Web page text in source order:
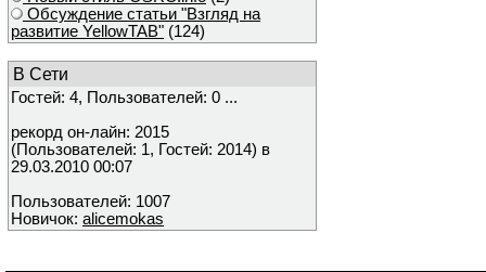
Обсуждение статьи "Взгляд на
развитие YellowTAB" (124)
В Сети
Гостей: 4, Пользователей: 0 ...
рекорд он-лайн: 2015
(Пользователей: 1, Гостей: 2014) в
29.03.2010 00:07
Пользователей: 1007
Новичок: alicemokas